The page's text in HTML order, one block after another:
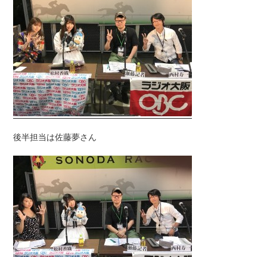
後半担当は佐藤夢さん